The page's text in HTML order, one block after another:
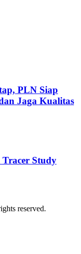
PLN Siap
Jaga Kualitas
Study
reserved.